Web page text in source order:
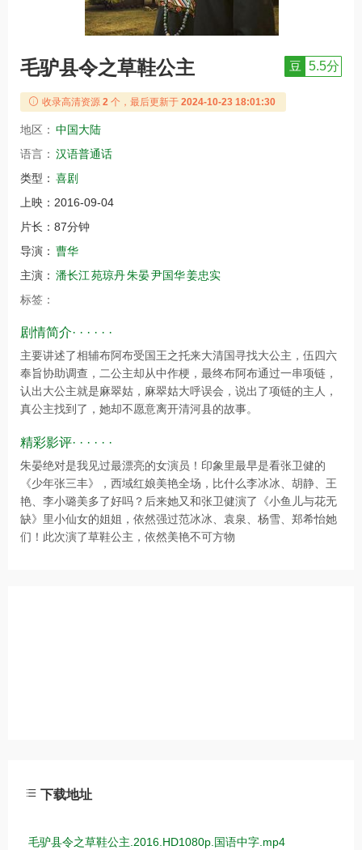
毛驴县令之草鞋公主 豆 5.5分
收录高清资源 2 个，最后更新于 2024-10-23 18:01:30
地区： 中国大陆
语言： 汉语普通话
类型： 喜剧
上映： 2016-09-04
片长： 87分钟
导演： 曹华
主演： 潘长江苑琼丹朱晏尹国华姜忠实
标签：
剧情简介· · · · · ·
主要讲述了相辅布阿布受国王之托来大清国寻找大公主，伍四六
奉旨协助调查，二公主却从中作梗，最终布阿布通过一串项链，
认出大公主就是麻翠姑，麻翠姑大呼误会，说出了项链的主人，
真公主找到了，她却不愿意离开清河县的故事。
精彩影评· · · · · ·
朱晏绝对是我见过最漂亮的女演员！印象里最早是看张卫健的
《少年张三丰》，西域红娘美艳全场，比什么李冰冰、胡静、王
艳、李小璐美多了好吗？后来她又和张卫健演了《小鱼儿与花无
缺》里小仙女的姐姐，依然强过范冰冰、袁泉、杨雪、郑希怡她
们！此次演了草鞋公主，依然美艳不可方物
下载地址
毛驴县令之草鞋公主.2016.HD1080p.国语中字.mp4